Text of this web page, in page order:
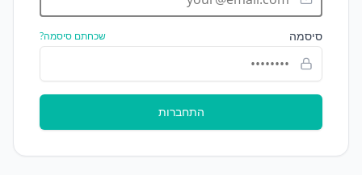
סיסמה שכחתם סיסמה?
התחברות